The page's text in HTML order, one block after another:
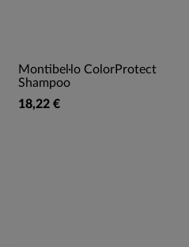
Montibel·lo ColorProtect
Shampoo
18,22 €